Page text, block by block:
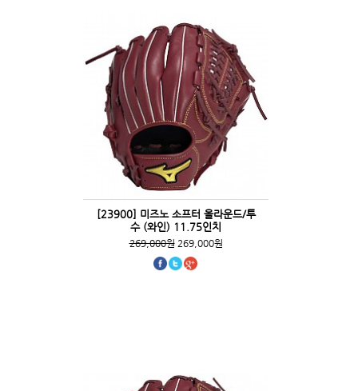
[23900] 미즈노 소프터 올라운드/투
수 (와인) 11.75인치
269,000원269,000원